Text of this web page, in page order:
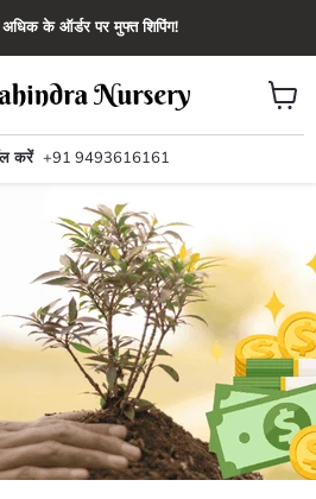
के ऑर्डर पर मुफ्त शिपिंग!
करें +91 9493616161
कार्ट
देंखे